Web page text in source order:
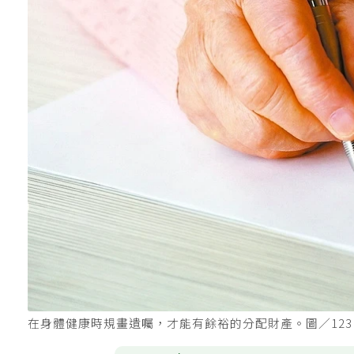
在身體健康時規畫遺囑，才能有餘裕的分配財產。圖／